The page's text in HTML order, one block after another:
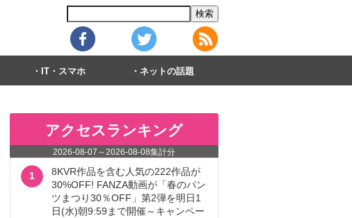
IT・スマホ ネットの話題
アクセスランキング
2026-08-07 ～2026-08-08集計分
1
8KVR作品を含む人気の222作品が
30%OFF! FANZA動画が「春のパン
ツまつり30％OFF」第2弾を明日1
日(水)朝9:59まで開催～キャンペー